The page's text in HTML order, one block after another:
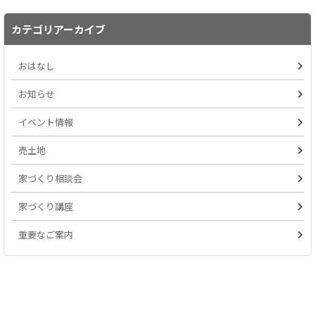
カテゴリアーカイブ
おはなし
お知らせ
イベント情報
売土地
家づくり相談会
家づくり講座
重要なご案内